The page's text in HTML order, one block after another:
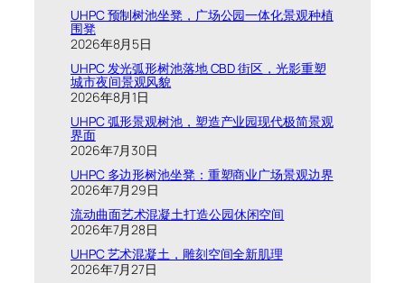
UHPC 预制树池坐凳，广场公园一体化景观种植
围凳
2026年8月5日
UHPC 发光弧形树池落地 CBD 街区，光影重塑
城市夜间景观风貌
2026年8月1日
UHPC 弧形景观树池，塑造产业园现代极简景观
界面
2026年7月30日
UHPC 多边形树池坐凳：重塑商业广场景观边界
2026年7月29日
流动曲面艺术混凝土打造公园休闲空间
2026年7月28日
UHPC 艺术混凝土，雕刻空间全新肌理
2026年7月27日